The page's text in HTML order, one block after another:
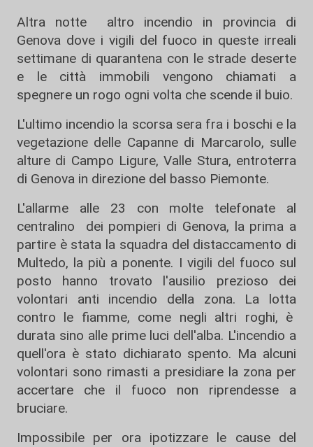
Altra notte altro incendio in provincia di
Genova dove i vigili del fuoco in queste irreali
settimane di quarantena con le strade deserte
e le città immobili vengono chiamati a
spegnere un rogo ogni volta che scende il buio.
L'ultimo incendio la scorsa sera fra i boschi e la
vegetazione delle Capanne di Marcarolo, sulle
alture di Campo Ligure, Valle Stura, entroterra
di Genova in direzione del basso Piemonte.
L'allarme alle 23 con molte telefonate al
centralino dei pompieri di Genova, la prima a
partire è stata la squadra del distaccamento di
Multedo, la più a ponente. I vigili del fuoco sul
posto hanno trovato l'ausilio prezioso dei
volontari anti incendio della zona. La lotta
contro le fiamme, come negli altri roghi, è
durata sino alle prime luci dell'alba. L'incendio a
quell'ora è stato dichiarato spento. Ma alcuni
volontari sono rimasti a presidiare la zona per
accertare che il fuoco non riprendesse a
bruciare.
Impossibile per ora ipotizzare le cause del